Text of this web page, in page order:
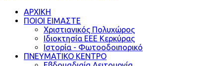
ΑΡΧΙΚΗ
ΠΟΙΟΙ ΕΙΜΑΣΤΕ
Χριστιανικός Πολυχώρος
Ιδιοκτησία ΕΕΕ Κερκύρας
Ιστορία - Φωτοοδοιπορικό
ΠΝΕΥΜΑΤΙΚΟ ΚΕΝΤΡΟ